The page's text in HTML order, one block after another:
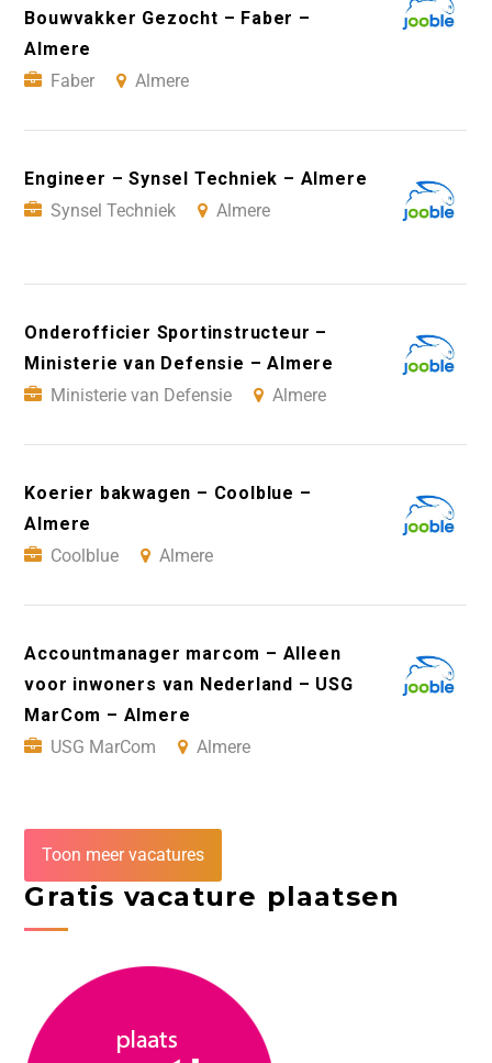
Bouwvakker Gezocht – Faber –
Almere
Faber
Almere
Engineer – Synsel Techniek – Almere
Synsel Techniek
Almere
Onderofficier Sportinstructeur –
Ministerie van Defensie – Almere
Ministerie van Defensie
Almere
Koerier bakwagen – Coolblue –
Almere
Coolblue
Almere
Accountmanager marcom – Alleen
voor inwoners van Nederland – USG
MarCom – Almere
USG MarCom
Almere
Toon meer vacatures
Gratis vacature plaatsen